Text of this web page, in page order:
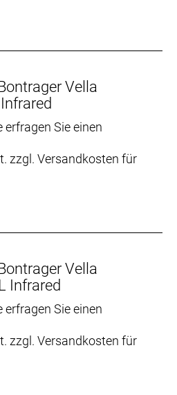
Vella
erfragen Sie einen
zzgl. Versandkosten für
Vella
Infrared
erfragen Sie einen
zzgl. Versandkosten für